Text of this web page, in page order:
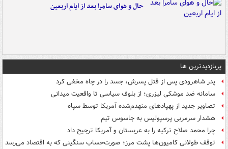
حال و هوای سامرا بعد از ایام اربعین
پربازدیدترین ها
پدر شاهرودی پس از قتل پسرش، جسد را در چاه مخفی کرد
سامانه ضد موشکی لیزری؛ از بلوف سیاسی تا واقعیت میدانی
تصاویر جدید از پهپادهای منهدم‌شده آمریکا توسط سپاه
هشدار سرمربی پرسپولیس به جاسوس تیم
چرا محمد صلاح ترکیه را به عربستان و آمریکا ترجیح داد
توقف طولانی کامیون‌ها پشت مرز؛ صورت‌حساب سنگینی که به اقتصاد می‌رسد